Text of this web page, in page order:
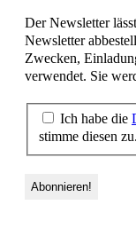
Der Newsletter
Newsletter
Zwecken,
verwendet. Sie
Ich habe die
stimme diesen zu.